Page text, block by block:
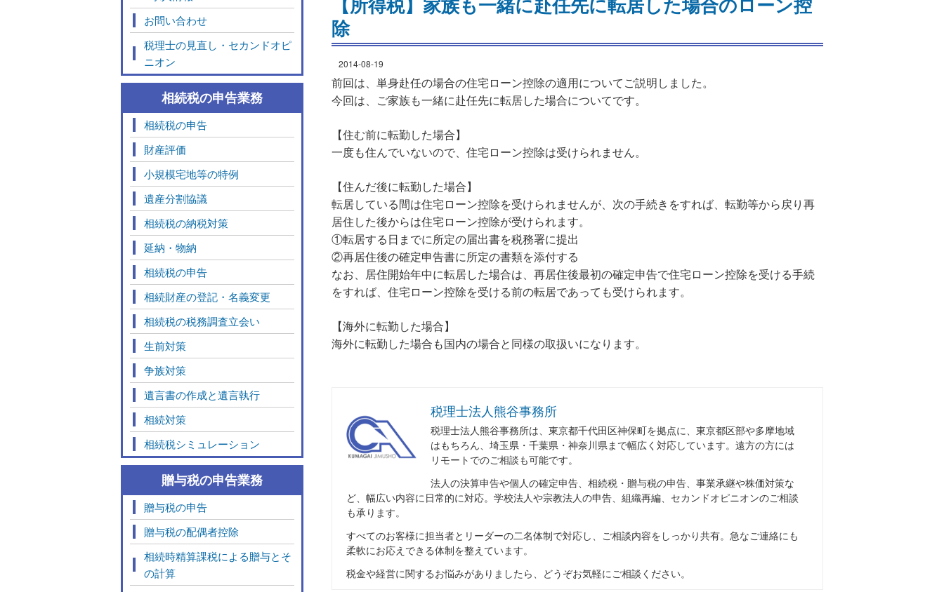
除
2014-08-19
前回は、単身赴任の場合の住宅ローン控除の適用についてご説明しました。
今回は、ご家族も一緒に赴任先に転居した場合についてです。
【住む前に転勤した場合】
一度も住んでいないので、住宅ローン控除は受けられません。
【住んだ後に転勤した場合】
転居している間は住宅ローン控除を受けられませんが、次の手続きをすれば、転勤等から戻り再
居住した後からは住宅ローン控除が受けられます。
①転居する日までに所定の届出書を税務署に提出
②再居住後の確定申告書に所定の書類を添付する
なお、居住開始年中に転居した場合は、再居住後最初の確定申告で住宅ローン控除を受ける手続
をすれば、住宅ローン控除を受ける前の転居であっても受けられます。
【海外に転勤した場合】
海外に転勤した場合も国内の場合と同様の取扱いになります。
税理士法人熊谷事務所
税理士法人熊谷事務所は、東京都千代田区神保町を拠点に、東京都区部や多摩地域
はもちろん、埼玉県・千葉県・神奈川県まで幅広く対応しています。遠方の方には
リモートでのご相談も可能です。
法人の決算申告や個人の確定申告、相続税・贈与税の申告、事業承継や株価対策な
ど、幅広い内容に日常的に対応。学校法人や宗教法人の申告、組織再編、セカンドオピニオンのご相談
も承ります。
すべてのお客様に担当者とリーダーの二名体制で対応し、ご相談内容をしっかり共有。急なご連絡にも
柔軟にお応えできる体制を整えています。
税金や経営に関するお悩みがありましたら、どうぞお気軽にご相談ください。
お問い合わせ
税理士の見直し・セカンドオピ
ニオン
相続税の申告業務
相続税の申告
財産評価
小規模宅地等の特例
遺産分割協議
相続税の納税対策
延納・物納
相続税の申告
相続財産の登記・名義変更
相続税の税務調査立会い
生前対策
争族対策
遺言書の作成と遺言執行
相続対策
相続税シミュレーション
贈与税の申告業務
贈与税の申告
贈与税の配偶者控除
相続時精算課税による贈与とそ
の計算